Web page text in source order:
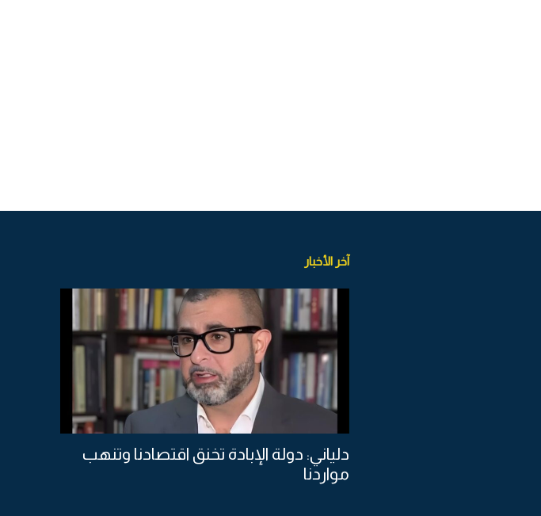
آخر الأخبار
دلياني: دولة الإبادة تخنق اقتصادنا وتنهب
مواردنا